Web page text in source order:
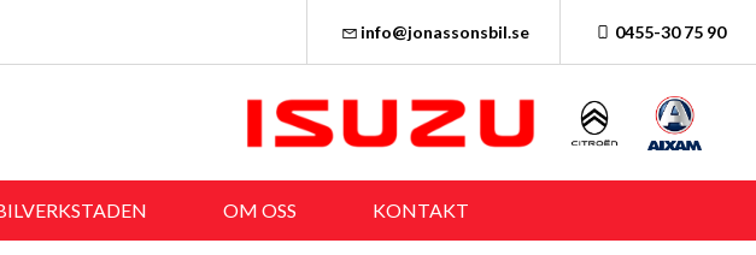
info@jonassonsbil.se 0455-30 75 90
OM OSS KONTAKT